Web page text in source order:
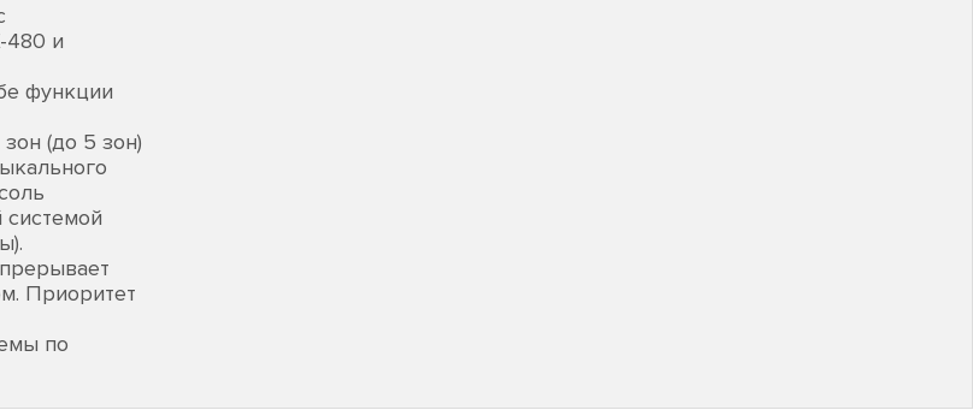
480 и
функции
(до 5 зон)
Приоритет
по